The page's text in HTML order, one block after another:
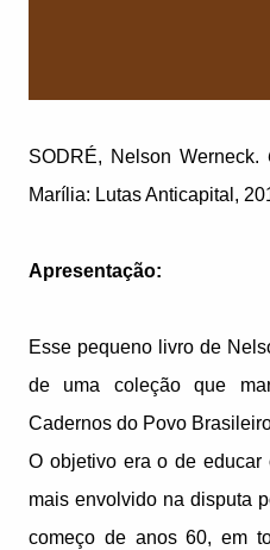
SODRÉ, Nelson Werneck.
Marília: Lutas Anticapital,
Apresentação:
Esse pequeno livro de
de uma coleção que
Cadernos do Povo
O objetivo era o de
mais envolvido na disputa
começo de anos 60, em